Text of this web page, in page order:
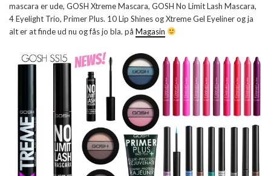
mascara er ude, GOSH Xtreme Mascara, GOSH No Limit Lash Mascara,
4 Eyelight Trio, Primer Plus. 10 Lip Shines og Xtreme Gel Eyeliner og ja
alt er at finde ud nu og fås jo bla. på Magasin